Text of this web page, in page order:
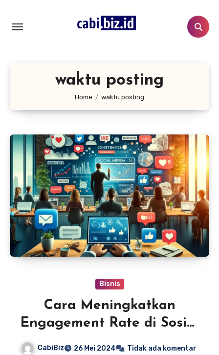
konten
waktu posting
Home waktu posting
Bisnis
Cara Meningkatkan
Engagement Rate di Sosial
CabiBiz 26 Mei 2024 Tidak ada komentar